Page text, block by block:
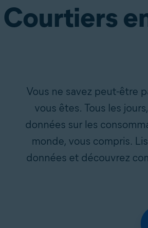
Courtiers
Vous ne savez peut-être
vous êtes. Tous les
données sur les
monde, vous compris.
données et découvrez